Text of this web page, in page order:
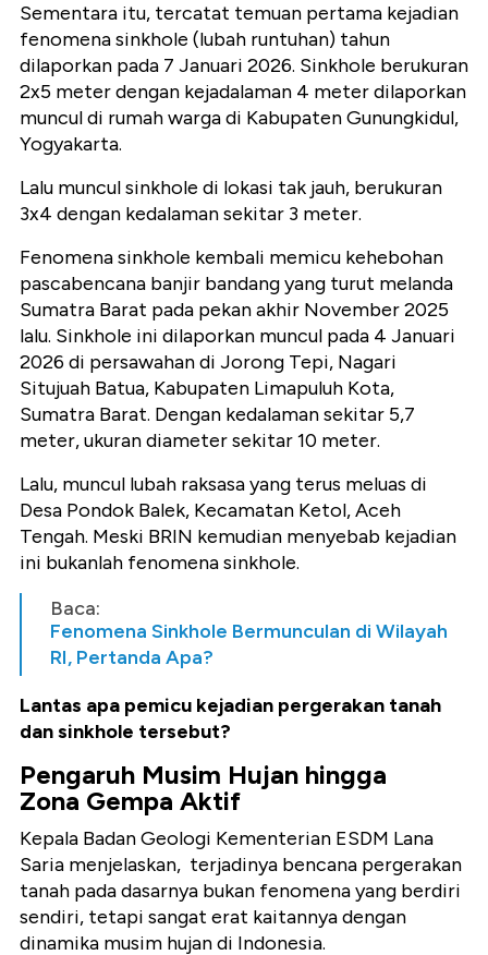
Sementara itu, tercatat temuan pertama kejadian
fenomena sinkhole (lubah runtuhan) tahun
dilaporkan pada 7 Januari 2026. Sinkhole berukuran
2x5 meter dengan kejadalaman 4 meter dilaporkan
muncul di rumah warga di Kabupaten Gunungkidul,
Yogyakarta.
Lalu muncul sinkhole di lokasi tak jauh, berukuran
3x4 dengan kedalaman sekitar 3 meter.
Fenomena sinkhole kembali memicu kehebohan
pascabencana banjir bandang yang turut melanda
Sumatra Barat pada pekan akhir November 2025
lalu. Sinkhole ini dilaporkan muncul pada 4 Januari
2026 di persawahan di Jorong Tepi, Nagari
Situjuah Batua, Kabupaten Limapuluh Kota,
Sumatra Barat. Dengan kedalaman sekitar 5,7
meter, ukuran diameter sekitar 10 meter.
Lalu, muncul lubah raksasa yang terus meluas di
Desa Pondok Balek, Kecamatan Ketol, Aceh
Tengah. Meski BRIN kemudian menyebab kejadian
ini bukanlah fenomena sinkhole.
Baca:
Fenomena Sinkhole Bermunculan di Wilayah
RI, Pertanda Apa?
Lantas apa pemicu kejadian pergerakan tanah
dan sinkhole tersebut?
Pengaruh Musim Hujan hingga
Zona Gempa Aktif
Kepala Badan Geologi Kementerian ESDM Lana
Saria menjelaskan, terjadinya bencana pergerakan
tanah pada dasarnya bukan fenomena yang berdiri
sendiri, tetapi sangat erat kaitannya dengan
dinamika musim hujan di Indonesia.